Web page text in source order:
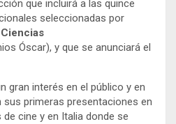
que incluirá a las quince
seleccionadas por
Óscar), y que se anunciará el
gran interés en el público y en
sus primeras presentaciones en
cine y en Italia donde se